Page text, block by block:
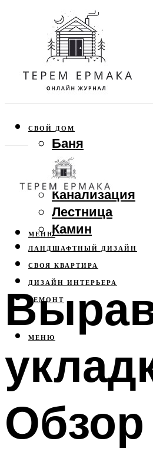
СВОЙ ДОМ
Баня
Веранда
Забор
Канализация
Лестница
Камин
ЛАНДШАФТНЫЙ ДИЗАЙН
СВОЯ КВАРТИРА
ДИЗАЙН ИНТЕРЬЕРА
РЕМОНТ
МЕНЮ
МЕНЮ
Обзор